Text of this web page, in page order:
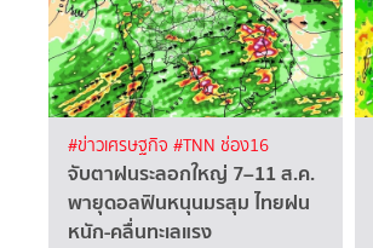
#ข่าวเศรษฐกิจ #TNN ช่อง16
จับตาฝนระลอกใหญ่ 7–11 ส.ค.
พายุดอลฟินหนุนมรสุม ไทยฝน
หนัก-คลื่นทะเลแรง